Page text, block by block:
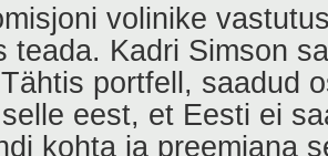
volinike
teada. Kadri Simson
portfell, saadud
eest, et Eesti ei
kohta ja preemiana